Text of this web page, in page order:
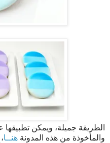
الطريقة جميلة، ويمكن تطبيقها
والمأخوذة من هذه المدونة هنــا